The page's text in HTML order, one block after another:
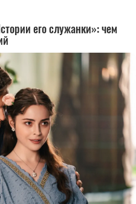
его служанки»: чем